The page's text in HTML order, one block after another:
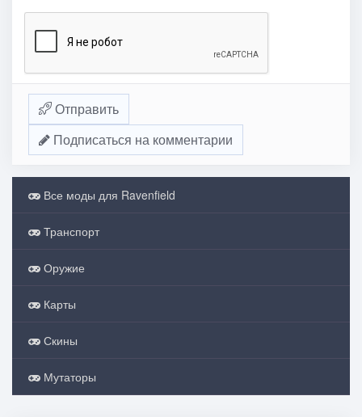
Отправить
Подписаться на комментарии
Все моды для Ravenfield
Транспорт
Оружие
Карты
Скины
Мутаторы